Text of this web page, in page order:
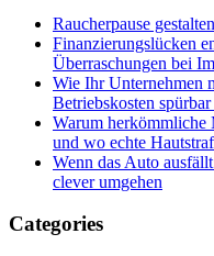
Raucherpause
Finanzierungslücken
Überraschungen bei
Wie Ihr Unternehmen
Betriebskosten
Warum herkömmliche
und wo echte
Wenn das Auto
clever umgehen
Categories